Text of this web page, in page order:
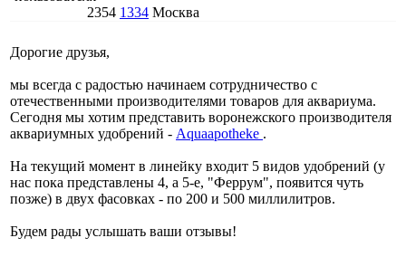
2354 1334 Москва
Дорогие друзья,
мы всегда с радостью начинаем сотрудничество с
отечественными производителями товаров для аквариума.
Сегодня мы хотим представить воронежского производителя
аквариумных удобрений - Aquaapotheke .
На текущий момент в линейку входит 5 видов удобрений (у
нас пока представлены 4, а 5-е, "Феррум", появится чуть
позже) в двух фасовках - по 200 и 500 миллилитров.
Будем рады услышать ваши отзывы!